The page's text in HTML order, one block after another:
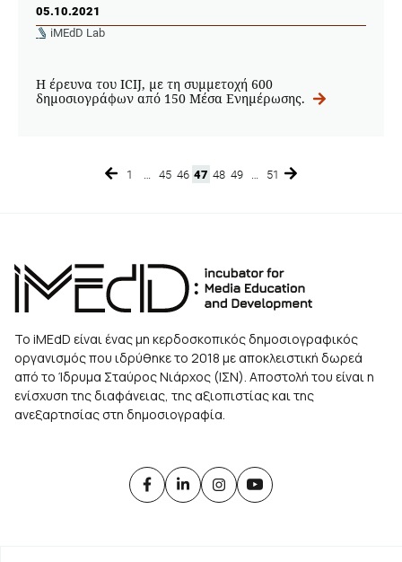
05.10.2021
iMEdD Lab
Η έρευνα του ICIJ, με τη συμμετοχή 600
δημοσιογράφων από 150 Μέσα Ενημέρωσης.
Page
1 Page
45 Page
46 Page
47 Page
48 Page
49 Page
51
Το iMEdD είναι ένας μη κερδοσκοπικός δημοσιογραφικός
οργανισμός που ιδρύθηκε το 2018 με αποκλειστική δωρεά
από το Ίδρυμα Σταύρος Νιάρχος (ΙΣΝ). Αποστολή του είναι η
ενίσχυση της διαφάνειας, της αξιοπιστίας και της
ανεξαρτησίας στη δημοσιογραφία.